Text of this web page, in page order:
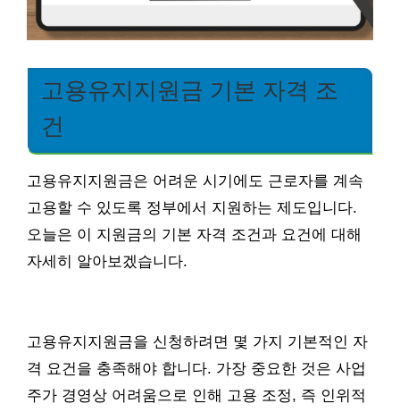
고용유지지원금 기본 자격 조
건
고용유지지원금은 어려운 시기에도 근로자를 계속
고용할 수 있도록 정부에서 지원하는 제도입니다.
오늘은 이 지원금의 기본 자격 조건과 요건에 대해
자세히 알아보겠습니다.
고용유지지원금을 신청하려면 몇 가지 기본적인 자
격 요건을 충족해야 합니다. 가장 중요한 것은 사업
주가 경영상 어려움으로 인해 고용 조정, 즉 인위적